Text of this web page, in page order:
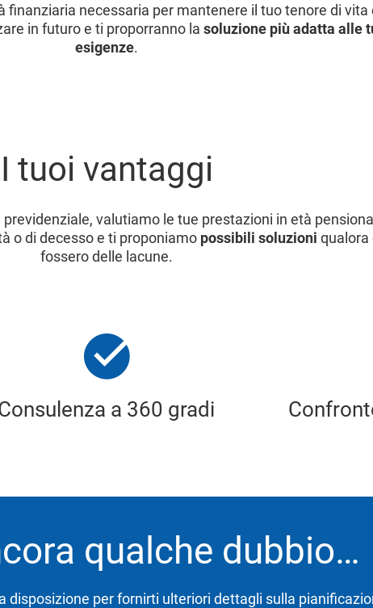
finanziaria necessaria per mantenere il tuo tenore di vita
in futuro e ti proporranno la soluzione più adatta alle
esigenze.
I tuoi vantaggi
valutiamo le tue prestazioni in età
o di decesso e ti proponiamo possibili soluzioni qualora
fossero delle lacune.
a 360 gradi
qualche dubbio…
disposizione per fornirti ulteriori dettagli sulla